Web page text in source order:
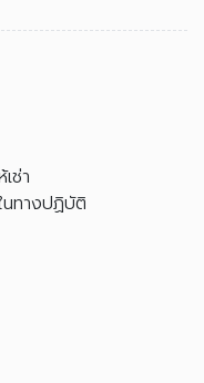
ช่า
นทางปฏิบัติ